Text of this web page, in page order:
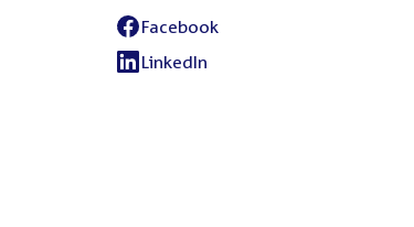
External
link:
Facebook
External
LinkedIn